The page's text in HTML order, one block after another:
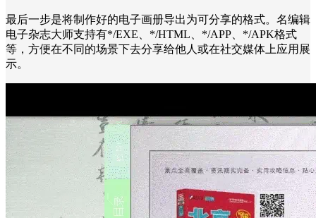
最后一步是将制作好的电子画册导出为可分享的格式。名编辑
电子杂志大师支持有*/EXE、*/HTML、*/APP、*/APK格式
等，方便在不同的场景下去分享给他人或在社交媒体上应用展
示。